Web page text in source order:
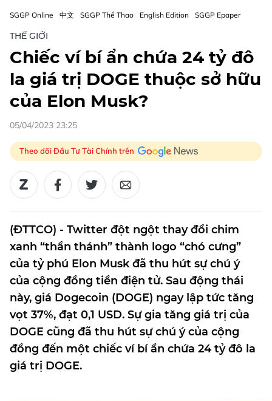
SGGP Online 中文 SGGP Thể Thao English Edition SGGP Epaper
THẾ GIỚI
Chiếc ví bí ẩn chứa 24 tỷ đô
la giá trị DOGE thuộc sở hữu
của Elon Musk?
05/04/2023 23:25
Theo dõi Đầu Tư Tài Chính trên
(ĐTTCO) - Twitter đột ngột thay đổi chim
xanh “thần thánh” thành logo “chó cưng”
của tỷ phú Elon Musk đã thu hút sự chú ý
của cộng đồng tiền điện tử. Sau động thái
này, giá Dogecoin (DOGE) ngay lập tức tăng
vọt 37%, đạt 0,1 USD. Sự gia tăng giá trị của
DOGE cũng đã thu hút sự chú ý của cộng
đồng đến một chiếc ví bí ẩn chứa 24 tỷ đô la
giá trị DOGE.